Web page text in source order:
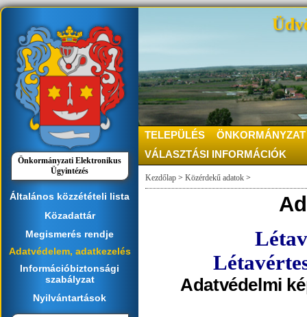
Önkormányzati Elektronikus
Ügyintézés
Általános közzétételi lista
Közadattár
Megismerés rendje
Adatvédelem, adatkezelés
Információbiztonsági
szabályzat
Nyilvántartások
TELEPÜLÉS
ÖNKORMÁNYZAT
VÁLASZTÁSI INFORMÁCIÓK
Kezdőlap > Közérdekű adatok >
Adatvédelmi